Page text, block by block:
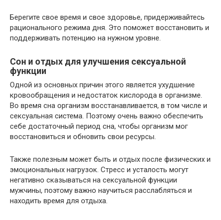
Берегите свое время и свое здоровье, придерживайтесь
рационального режима дня. Это поможет восстановить и
поддерживать потенцию на нужном уровне.
Сон и отдых для улучшения сексуальной
функции
Одной из основных причин этого является ухудшение
кровообращения и недостаток кислорода в организме.
Во время сна организм восстанавливается, в том числе и
сексуальная система. Поэтому очень важно обеспечить
себе достаточный период сна, чтобы организм мог
восстановиться и обновить свои ресурсы.
Также полезным может быть и отдых после физических и
эмоциональных нагрузок. Стресс и усталость могут
негативно сказываться на сексуальной функции
мужчины, поэтому важно научиться расслабляться и
находить время для отдыха.